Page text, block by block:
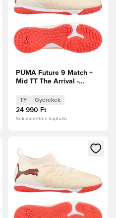
PUMA Future 9 Match +
Mid TT The Arrival -
Fehér/Ultra Red/PUMA
Fekete Gyerek
TF Gyerekek
24 990 Ft
Sok méretben kapható
vagy a tagként
Megnyit egy modált a